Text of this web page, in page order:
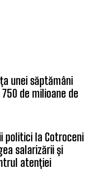
unei săptămâni
de milioane de
politici la Cotroceni
salarizării și
atenției